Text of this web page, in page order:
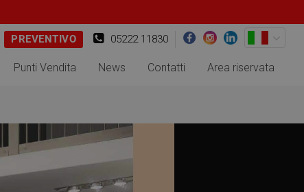
Punti Vendita News Contatti Area riservata
05222 11830
PREVENTIVO